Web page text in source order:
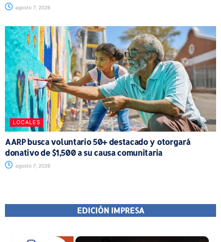
agosto 7, 2026
LOCALES
AARP busca voluntario 50+ destacado y otorgará
donativo de $1,500 a su causa comunitaria
agosto 7, 2026
EDICIÓN IMPRESA